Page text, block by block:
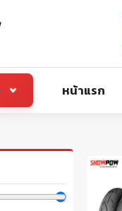
หน้าแรก